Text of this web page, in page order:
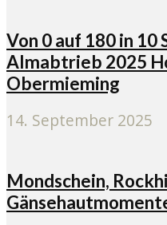
Von 0 auf 180 in 10
Almabtrieb 2025
Obermieming
14. September 2025
Mondschein,